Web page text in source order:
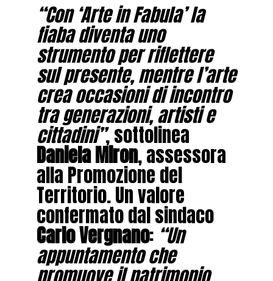
“Con ‘Arte in Fabula’ la
fiaba diventa uno
strumento per riflettere
sul presente, mentre l’arte
crea occasioni di incontro
tra generazioni, artisti e
cittadini”, sottolinea
Daniela Miron, assessora
alla Promozione del
Territorio. Un valore
confermato dal sindaco
Carlo Vergnano: “Un
appuntamento che